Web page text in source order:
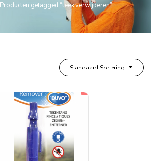
Producten getagged “teek verwijderen”
Standaard Sortering